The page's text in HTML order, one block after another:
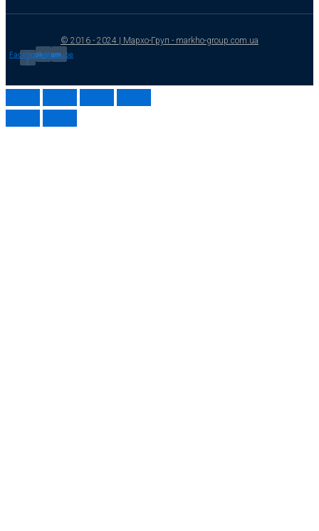
© 2016 - 2024 | Мархо-Груп - markho-group.com.ua
Facebook-
f
Instagram
Youtube